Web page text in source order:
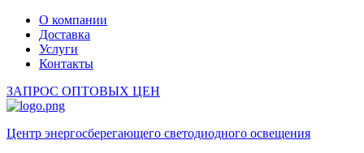
О компании
Доставка
Услуги
Контакты
ЗАПРОС ОПТОВЫХ ЦЕН
Центр энергосберегающего светодиодного освещения